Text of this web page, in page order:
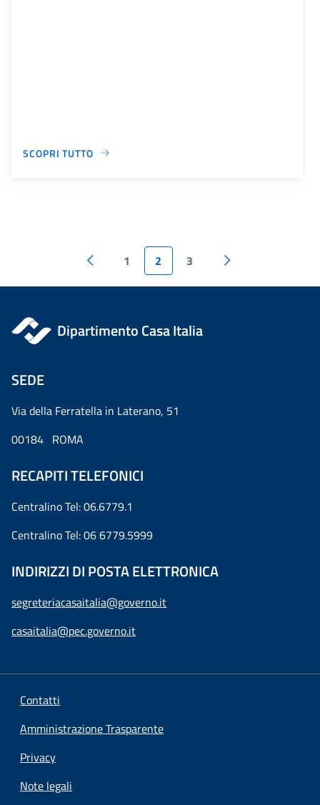
SCOPRI TUTTO
1 2 3
Dipartimento Casa Italia
SEDE
Via della Ferratella in Laterano, 51
00184 ROMA
RECAPITI TELEFONICI
Centralino Tel: 06.6779.1
Centralino Tel: 06 6779.5999
INDIRIZZI DI POSTA ELETTRONICA
segreteriacasaitalia@governo.it
casaitalia@pec.governo.it
Contatti
Amministrazione Trasparente
Privacy
Note legali